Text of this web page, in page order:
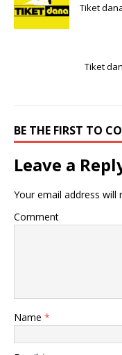
Tiket
Tiket
BE THE FIRST TO
Leave a
Your email address will
Comment
Name *